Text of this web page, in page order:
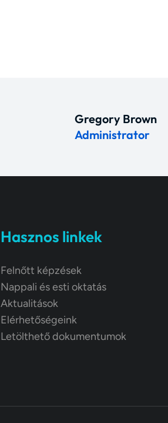
Gregory Brown
Administrator
Hasznos linkek
Felnőtt képzések
Nappali és esti oktatás
Aktualitások
Elérhetőségeink
Letölthető dokumentumok